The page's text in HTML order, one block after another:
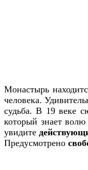
Монастырь
человека.
судьба. В 19 веке
который знает
увидите
Предусмотрено